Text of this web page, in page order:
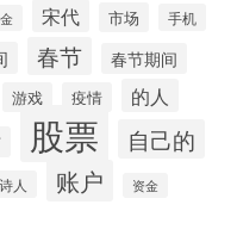
宋代 市场 手机
春节 春节期间
游戏 疫情 的人
股票 自己的
诗人 账户 资金